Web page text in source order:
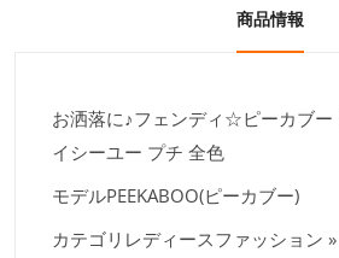
商品情報
お洒落に♪フェンディ☆ピーカブー
イシーユー プチ 全色
モデルPEEKABOO(ピーカブー)
カテゴリレディースファッション